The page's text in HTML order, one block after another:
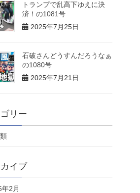
トランプで乱高下ゆえに決
済！の1081号
2025年7月25日
石破さんどうすんだろうなぁ
の1080号
2025年7月21日
リー
イブ
2月